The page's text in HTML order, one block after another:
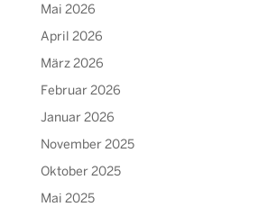
Mai 2026
April 2026
März 2026
Februar 2026
Januar 2026
November 2025
Oktober 2025
Mai 2025